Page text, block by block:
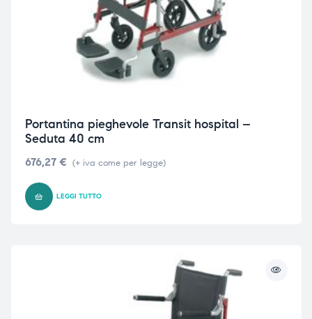
Portantina pieghevole Transit hospital –
Seduta 40 cm
676,27 € (+ iva come per legge)
LEGGI TUTTO